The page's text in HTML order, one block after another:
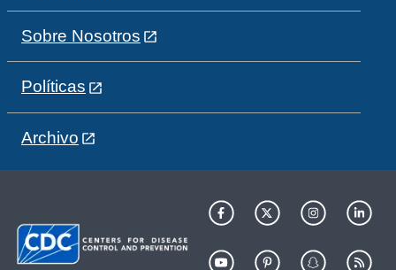
Sobre Nosotros
Políticas
Archivo